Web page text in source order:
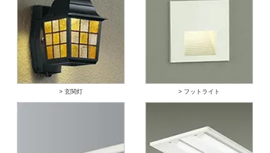
> 玄関灯 > フットライト